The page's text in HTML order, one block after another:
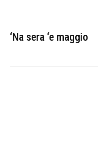
‘Na sera ‘e maggio